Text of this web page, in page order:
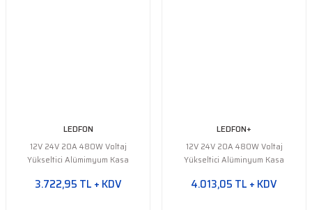
LEDFON
12V 24V 20A 480W Voltaj
Yükseltici Alümimyum Kasa
3.722,95 TL + KDV
LEDFON+
12V 24V 20A 480W Voltaj
Yükseltici Alüminyum Kasa
4.013,05 TL + KDV